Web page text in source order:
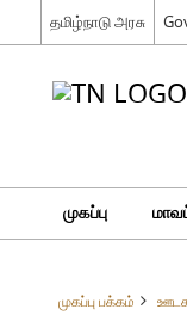
தமிழ்நாடு அரசு
முகப்பு
முகப்பு பக்கம் ஊடக